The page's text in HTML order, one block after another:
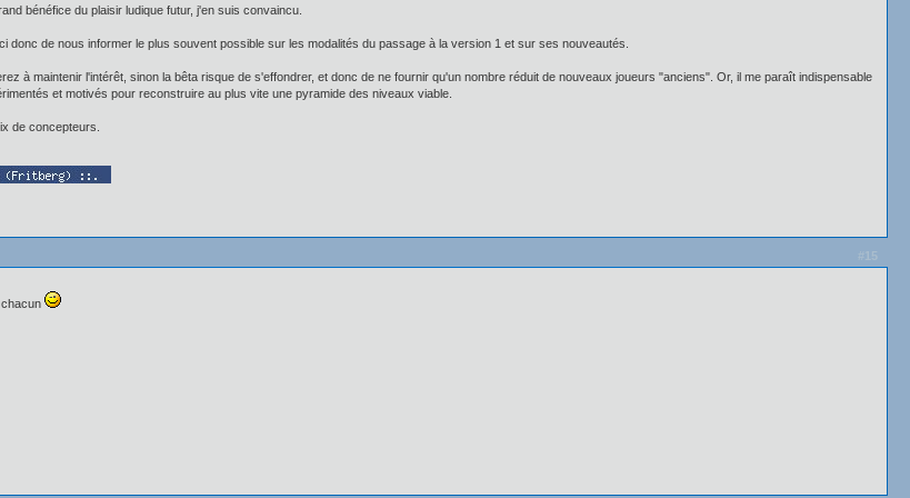
bénéfice du plaisir ludique futur, j'en suis convaincu.
donc de nous informer le plus souvent possible sur les modalités du passage à la version 1 et sur ses nouveautés.
à maintenir l'intérêt, sinon la bêta risque de s'effondrer, et donc de ne fournir qu'un nombre réduit de nouveaux joueurs "anciens". Or, il me paraît indispensable
et motivés pour reconstruire au plus vite une pyramide des niveaux viable.
de concepteurs.
#15